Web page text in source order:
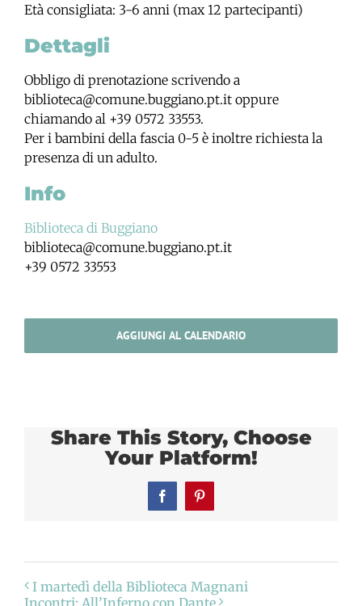
Età consigliata: 3-6 anni (max 12 partecipanti)
Dettagli
Obbligo di prenotazione scrivendo a
biblioteca@comune.buggiano.pt.it oppure
chiamando al +39 0572 33553.
Per i bambini della fascia 0-5 è inoltre richiesta la
presenza di un adulto.
Info
Biblioteca di Buggiano
biblioteca@comune.buggiano.pt.it
+39 0572 33553
AGGIUNGI AL CALENDARIO
Share This Story, Choose
Your Platform!
FacebookPinterest
I martedì della Biblioteca Magnani
Incontri: All’Inferno con Dante